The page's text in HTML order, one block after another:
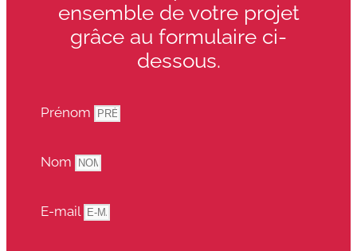
ensemble de votre projet
grâce au formulaire ci-
dessous.
Prénom
Nom
E-mail